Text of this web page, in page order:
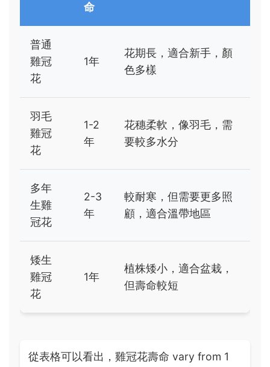
命
普通
雞冠
花
1年
花期長，適合新手，顏
色多樣
羽毛
雞冠
花
1-2
年
花穗柔軟，像羽毛，需
要較多水分
多年
生雞
冠花
2-3
年
較耐寒，但需要更多照
顧，適合溫帶地區
矮生
雞冠
花
1年
植株矮小，適合盆栽，
但壽命較短
從表格可以看出，雞冠花壽命 vary from 1